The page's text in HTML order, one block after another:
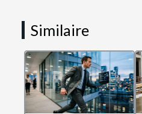
Similaire